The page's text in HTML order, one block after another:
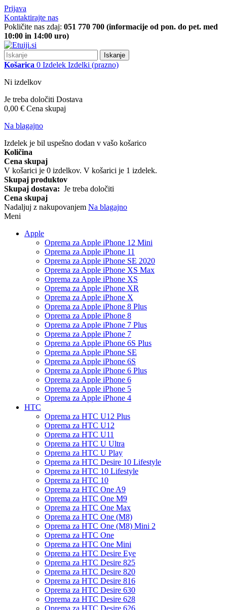
Prijava
Kontaktirajte nas
Pokličite nas zdaj: 051 770 700 (informacije od pon. do pet. med
10:00 in 14:00 uro)
Iskanje
Košarica 0 Izdelek Izdelki (prazno)
Ni izdelkov
Je treba določiti Dostava
0,00 € Cena skupaj
Na blagajno
Izdelek je bil uspešno dodan v vašo košarico
Količina
Cena skupaj
V košarici je 0 izdelkov. V košarici je 1 izdelek.
Skupaj produktov
Skupaj dostava: Je treba določiti
Cena skupaj
Nadaljuj z nakupovanjem Na blagajno
Meni
Apple
Oprema za Apple iPhone 12 Mini
Oprema za Apple iPhone 11
Oprema za Apple iPhone SE 2020
Oprema za Apple iPhone XS Max
Oprema za Apple iPhone XS
Oprema za Apple iPhone XR
Oprema za Apple iPhone X
Oprema za Apple iPhone 8 Plus
Oprema za Apple iPhone 8
Oprema za Apple iPhone 7 Plus
Oprema za Apple iPhone 7
Oprema za Apple iPhone 6S Plus
Oprema za Apple iPhone SE
Oprema za Apple iPhone 6S
Oprema za Apple iPhone 6 Plus
Oprema za Apple iPhone 6
Oprema za Apple iPhone 5
Oprema za Apple iPhone 4
HTC
Oprema za HTC U12 Plus
Oprema za HTC U12
Oprema za HTC U11
Oprema za HTC U Ultra
Oprema za HTC U Play
Oprema za HTC Desire 10 Lifestyle
Oprema za HTC 10 Lifestyle
Oprema za HTC 10
Oprema za HTC One A9
Oprema za HTC One M9
Oprema za HTC One Max
Oprema za HTC One (M8)
Oprema za HTC One (M8) Mini 2
Oprema za HTC One
Oprema za HTC One Mini
Oprema za HTC Desire Eye
Oprema za HTC Desire 825
Oprema za HTC Desire 820
Oprema za HTC Desire 816
Oprema za HTC Desire 630
Oprema za HTC Desire 628
Oprema za HTC Desire 626